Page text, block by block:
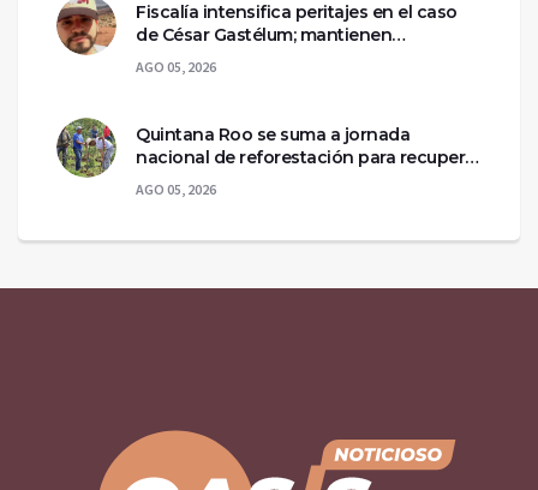
Fiscalía intensifica peritajes en el caso
de César Gastélum; mantienen
asegurada la escena del crimen
AGO 05, 2026
Quintana Roo se suma a jornada
nacional de reforestación para recuperar
ecosistemas del sur
AGO 05, 2026